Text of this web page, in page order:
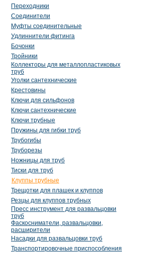
Переходники
Соединители
Муфты соединительные
Удлиннители фитинга
Бочонки
Тройники
Коллекторы для металлопластиковых
труб
Уголки сантехнические
Крестовины
Ключи для сильфонов
Ключи сантехнические
Ключи трубные
Пружины для гибки труб
Трубогибы
Труборезы
Ножницы для труб
Тиски для труб
Клуппы трубные
Трещотки для плашек и клуппов
Резцы для клуппов трубных
Пресс инструмент для развальцовки
труб
Фаскосниматели, развальцовки,
расширители
Насадки для развальцовки труб
Транспортировочные приспособления